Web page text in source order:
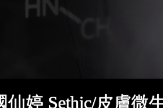
仙婷 Sethic/皮膚微